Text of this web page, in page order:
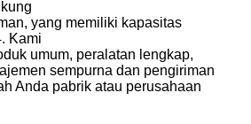
yang memiliki kapasitas
Kami
umum, peralatan lengkap,
sempurna dan pengiriman
Anda pabrik atau perusahaan